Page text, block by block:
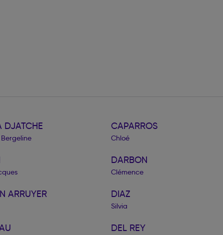
DJATCHE CAPARROS
Chloé
DARBON
Clémence
ARRUYER DIAZ
Silvia
DEL REY